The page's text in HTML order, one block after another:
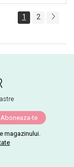
1 2
magazinului.